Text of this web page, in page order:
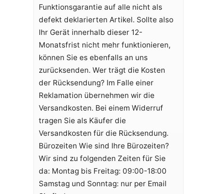
Funktionsgarantie auf alle nicht als
defekt deklarierten Artikel. Sollte also
Ihr Gerät innerhalb dieser 12-
Monatsfrist nicht mehr funktionieren,
können Sie es ebenfalls an uns
zurücksenden. Wer trägt die Kosten
der Rücksendung? Im Falle einer
Reklamation übernehmen wir die
Versandkosten. Bei einem Widerruf
tragen Sie als Käufer die
Versandkosten für die Rücksendung.
Bürozeiten Wie sind Ihre Bürozeiten?
Wir sind zu folgenden Zeiten für Sie
da: Montag bis Freitag: 09:00-18:00
Samstag und Sonntag: nur per Email